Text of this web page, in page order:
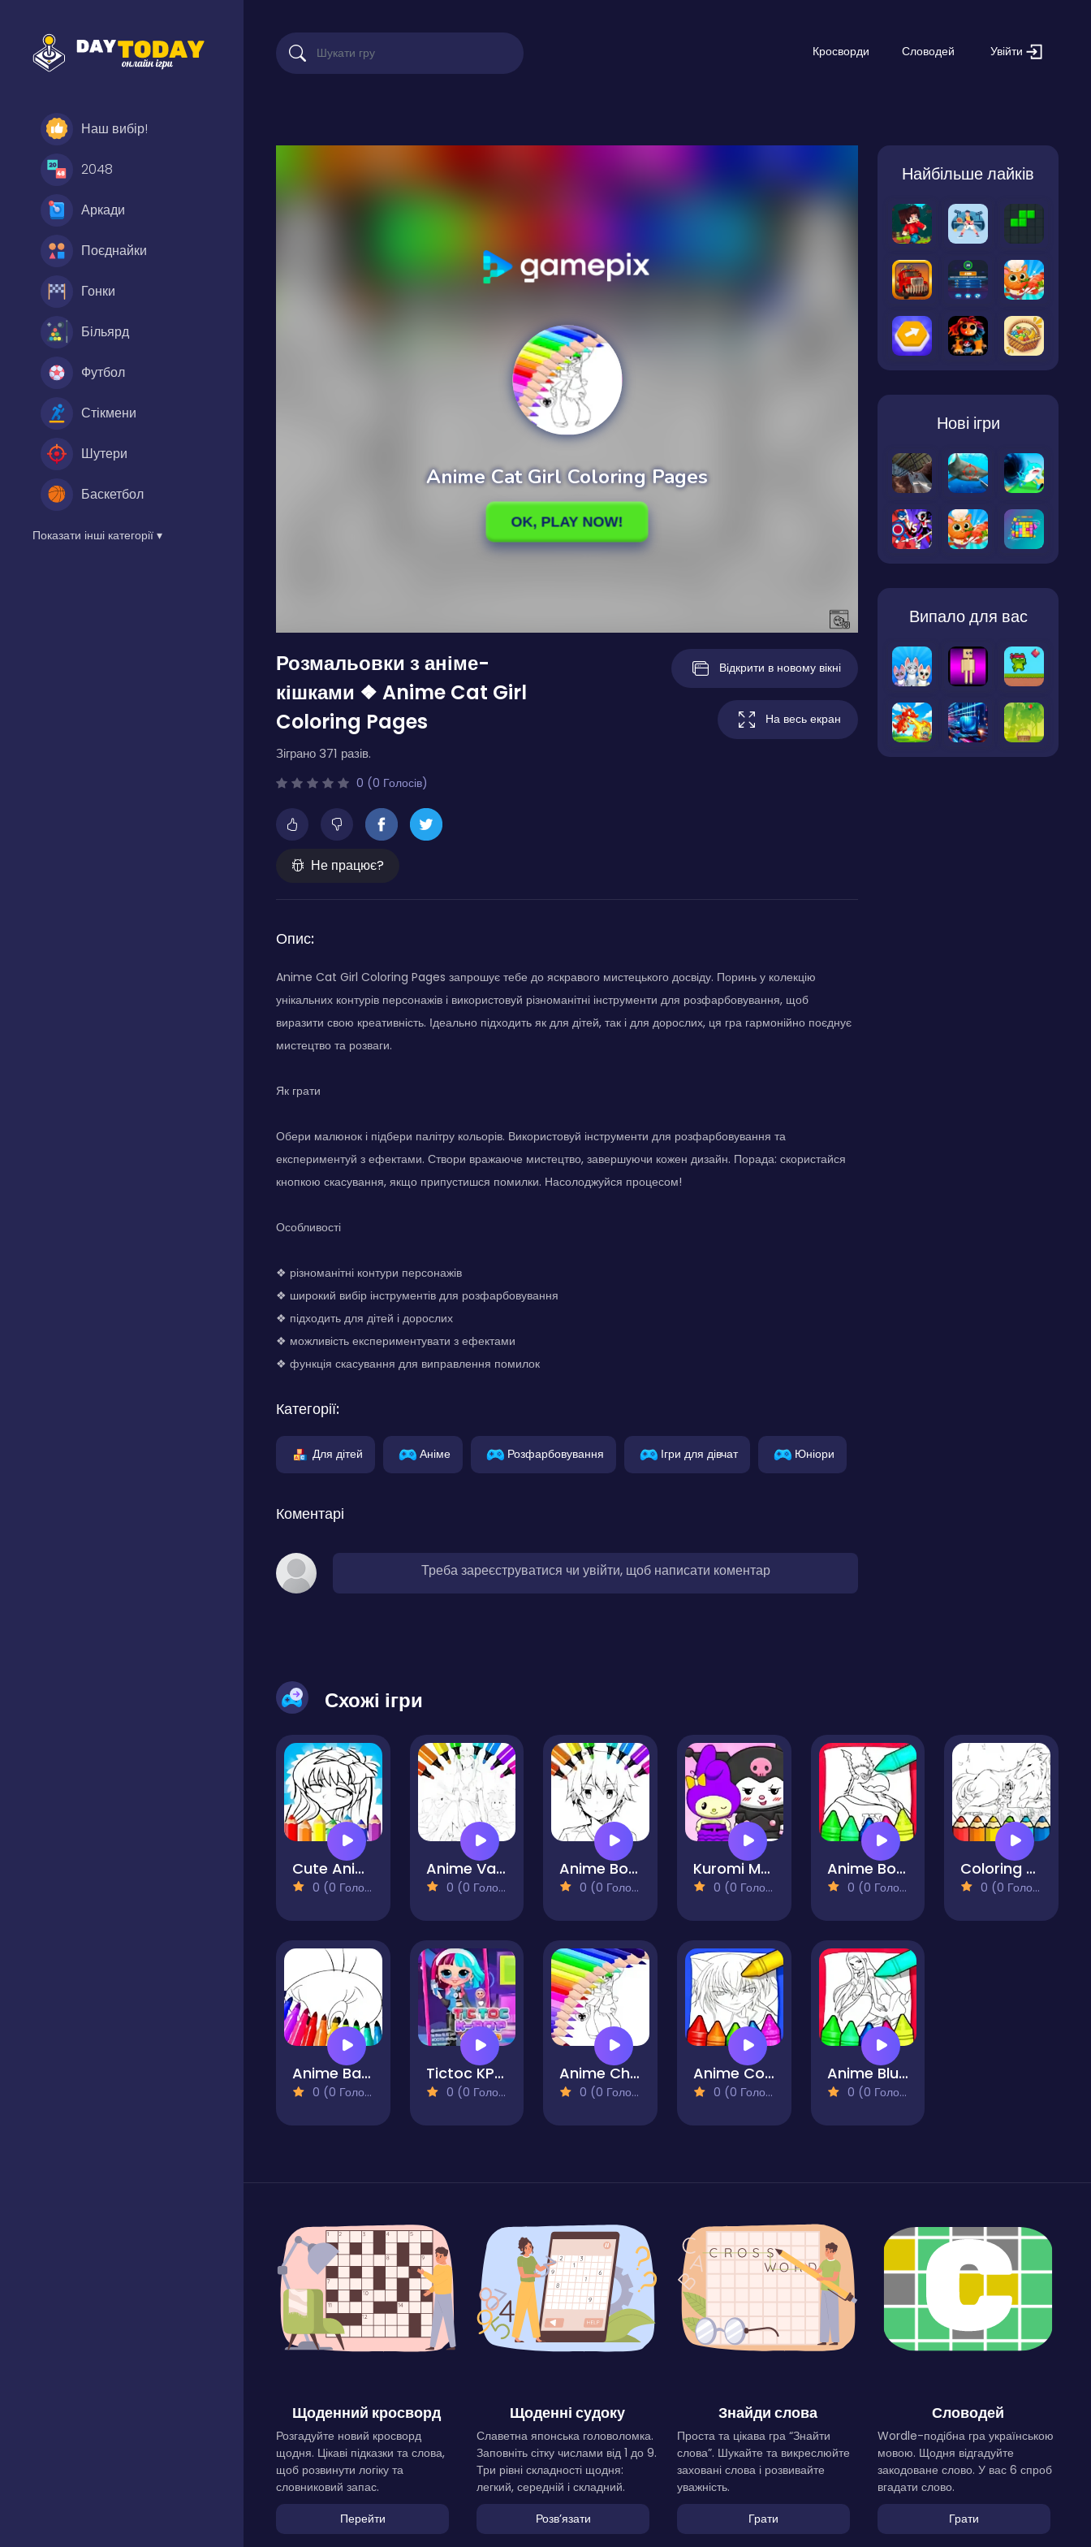
Наш вибір!
2048
Аркади
Поєднайки
Гонки
Більярд
Футбол
Стікмени
Шутери
Баскетбол
Показати інші категорії ▾
Кросворди Словодей Увійти
Розмальовки з аніме-
кішками ❖ Anime Cat Girl
Coloring Pages
Зіграно 371 разів.
0 (0 Голосів)
Не працює?
Відкрити в новому вікні
На весь екран
Опис:
Anime Cat Girl Coloring Pages запрошує тебе до яскравого мистецького досвіду. Поринь у колекцію
унікальних контурів персонажів і використовуй різноманітні інструменти для розфарбовування, щоб
виразити свою креативність. Ідеально підходить як для дітей, так і для дорослих, ця гра гармонійно поєднує
мистецтво та розваги.
Як грати
Обери малюнок і підбери палітру кольорів. Використовуй інструменти для розфарбовування та
експериментуй з ефектами. Створи вражаюче мистецтво, завершуючи кожен дизайн. Порада: скористайся
кнопкою скасування, якщо припустишся помилки. Насолоджуйся процесом!
Особливості
❖ різноманітні контури персонажів
❖ широкий вибір інструментів для розфарбовування
❖ підходить для дітей і дорослих
❖ можливість експериментувати з ефектами
❖ функція скасування для виправлення помилок
Категорії:
Для дітей Аніме Розфарбовування Ігри для дівчат Юніори
Коментарі
Треба зареєструватися чи увійти, щоб написати коментар
Найбільше лайків
Нові ігри
Випало для вас
Схожі ігри
Cute Anime Face Girls Coloring Pages
0 (0 Голосів)
Anime Vampire Girl Coloring Pages
0 (0 Голосів)
Anime Boys Coloring Pages
0 (0 Голосів)
Kuromi Maker
0 (0 Голосів)
Anime Boy Coloring Pages
0 (0 Голосів)
Coloring Pages Of Anime Wolves
0 (0 Голосів)
Anime Bats
0 (0 Голосів)
Tictoc KPOP Summer
0 (0 Голосів)
Anime Chibi Coloring Pages
0 (0 Голосів)
Anime Coloring Books
0 (0 Голосів)
Anime Blue Mermaid Coloring
0 (0 Голосів)
Щоденний кросворд
Розгадуйте новий кросворд
щодня. Цікаві підказки та слова,
щоб розвинути логіку та
словниковий запас.
Перейти
Щоденні судоку
Славетна японська головоломка.
Заповніть сітку числами від 1 до 9.
Три рівні складності щодня:
легкий, середній і складний.
Розвʼязати
Знайди слова
Проста та цікава гра “Знайти
слова”. Шукайте та викреслюйте
заховані слова і розвивайте
уважність.
Грати
Словодей
Wordle-подібна гра українською
мовою. Щодня відгадуйте
закодоване слово. У вас 6 спроб
вгадати слово.
Грати